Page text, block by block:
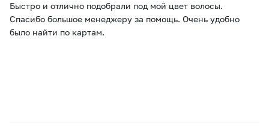
Быстро и отлично подобрали под мой цвет волосы.
Спасибо большое менеджеру за помощь. Очень удобно
было найти по картам.